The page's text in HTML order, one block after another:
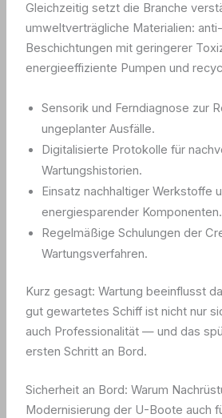
Gleichzeitig setzt die Branche
umweltverträgliche Materialien:
Beschichtungen mit geringerer
energieeffiziente Pumpen und
Sensorik und Ferndiagnose zur
ungeplanter Ausfälle.
Digitalisierte Protokolle für
Wartungshistorien.
Einsatz nachhaltiger Werkstoffe
energiesparender Komponenten.
Regelmäßige Schulungen der
Wartungsverfahren.
Kurz gesagt: Wartung beeinflusst
gut gewartetes Schiff ist nicht nur
auch Professionalität — und das
ersten Schritt an Bord.
Sicherheit an Bord: Warum
Modernisierung der U-Boote auch